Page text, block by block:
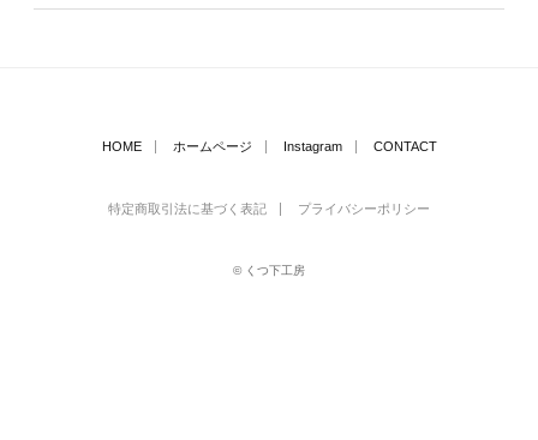
HOME ホームページ Instagram CONTACT
特定商取引法に基づく表記 プライバシーポリシー
© くつ下工房